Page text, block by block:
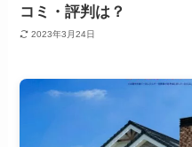
コミ・評判は？
2023年3月24日